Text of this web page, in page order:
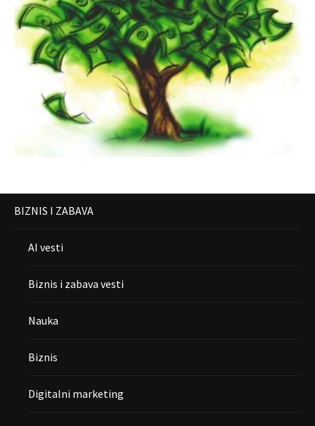
BIZNIS I ZABAVA
AI vesti
Biznis i zabava vesti
Nauka
Biznis
Digitalni marketing